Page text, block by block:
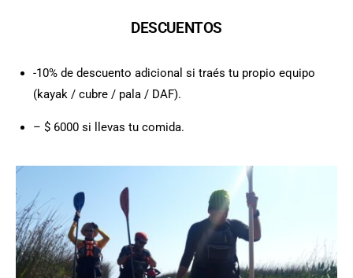
DESCUENTOS
-10% de descuento adicional si traés tu propio equipo
(kayak / cubre / pala / DAF).
– $ 6000 si llevas tu comida.